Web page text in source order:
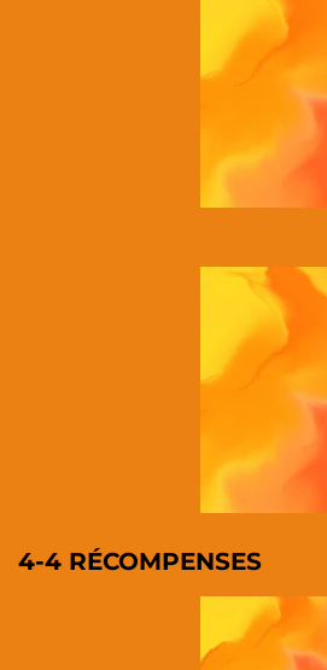
4-4 RÉCOMPENSES